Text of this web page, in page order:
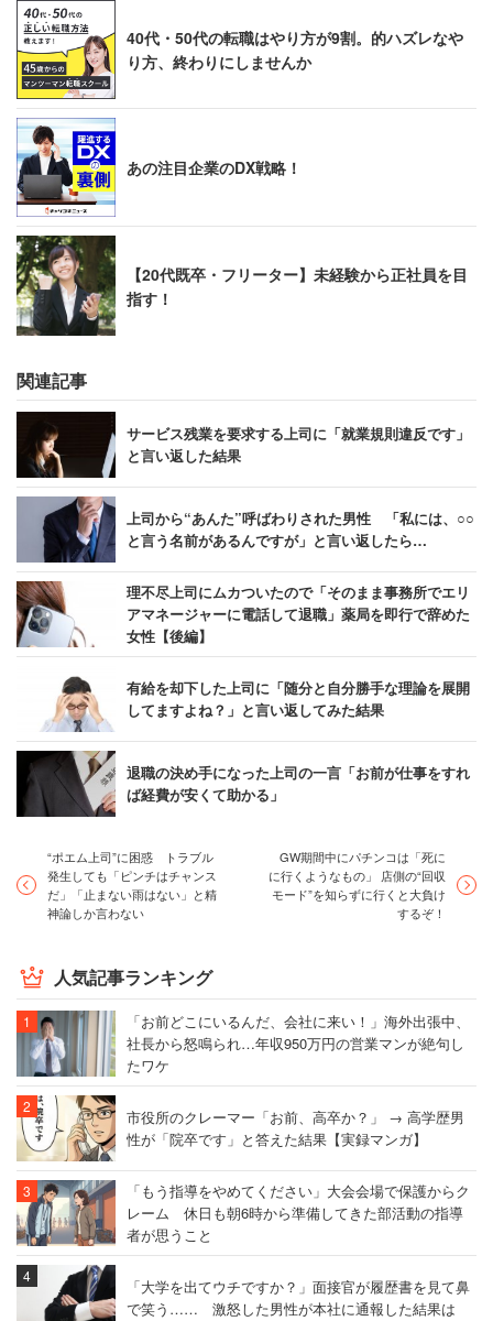
40代・50代の転職はやり方が9割。的ハズレなや
り方、終わりにしませんか
あの注目企業のDX戦略！
【20代既卒・フリーター】未経験から正社員を目
指す！
関連記事
サービス残業を要求する上司に「就業規則違反です」
と言い返した結果
上司から“あんた”呼ばわりされた男性 「私には、○○
と言う名前があるんですが」と言い返したら…
理不尽上司にムカついたので「そのまま事務所でエリ
アマネージャーに電話して退職」薬局を即行で辞めた
女性【後編】
有給を却下した上司に「随分と自分勝手な理論を展開
してますよね？」と言い返してみた結果
退職の決め手になった上司の一言「お前が仕事をすれ
ば経費が安くて助かる」
“ポエム上司”に困惑 トラブル
発生しても「ピンチはチャンス
だ」「止まない雨はない」と精
神論しか言わない
GW期間中にパチンコは「死に
に行くようなもの」 店側の“回収
モード”を知らずに行くと大負け
するぞ！
人気記事ランキング
「お前どこにいるんだ、会社に来い！」海外出張中、
社長から怒鳴られ…年収950万円の営業マンが絶句し
たワケ
市役所のクレーマー「お前、高卒か？」 → 高学歴男
性が「院卒です」と答えた結果【実録マンガ】
「もう指導をやめてください」大会会場で保護からク
レーム 休日も朝6時から準備してきた部活動の指導
者が思うこと
「大学を出てウチですか？」面接官が履歴書を見て鼻
で笑う…… 激怒した男性が本社に通報した結果は